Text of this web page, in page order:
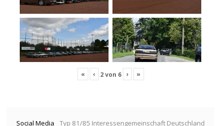
« ‹ 2von 6 › »
Social Media Typ 81/85 Interessengemeinschaft Deutschland